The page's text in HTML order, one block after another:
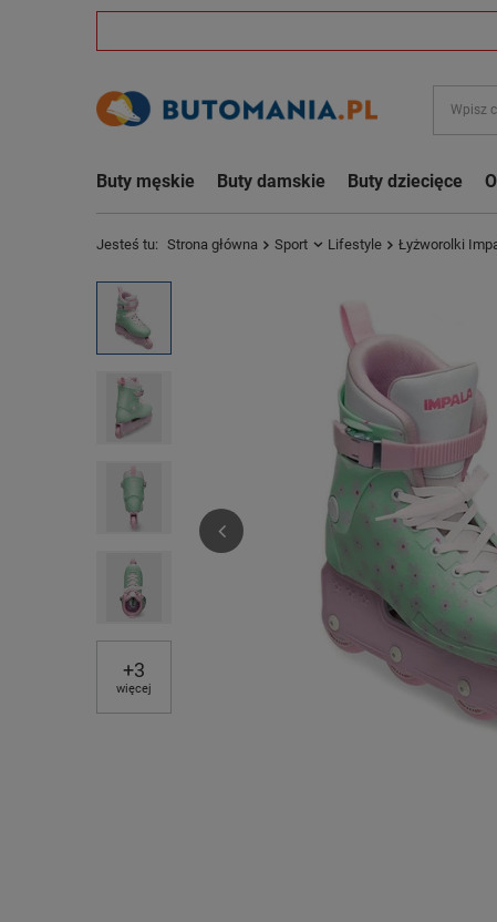
Buty męskie Buty damskie Buty dziecięce
Jesteś tu: Strona główna Sport Lifestyle Łyżworolki
+3
więcej